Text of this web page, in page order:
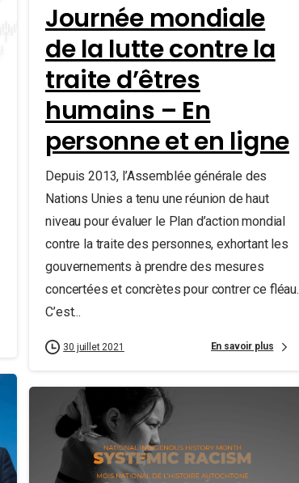
Journée mondiale
de la lutte contre la
traite d’êtres
humains – En
personne et en ligne
Depuis 2013, l’Assemblée générale des
Nations Unies a tenu une réunion de haut
niveau pour évaluer le Plan d’action mondial
contre la traite des personnes, exhortant les
gouvernements à prendre des mesures
concertées et concrètes pour contrer ce fléau.
C’est...
30 juillet 2021 En savoir plus